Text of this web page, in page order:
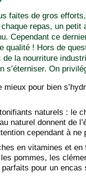
faites de gros
repas, un petit
Cependant ce
qualité ! Hors de
la nourriture
s’éterniser. On
mieux pour bien
naturels : le
naturel donnent de
cependant à ne
en vitamines et en
pommes, les
pour un encas